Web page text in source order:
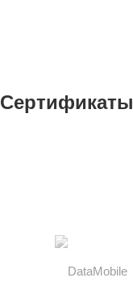
Сертификаты